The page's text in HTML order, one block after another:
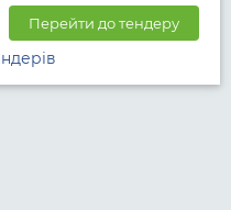
Перейти до тендеру